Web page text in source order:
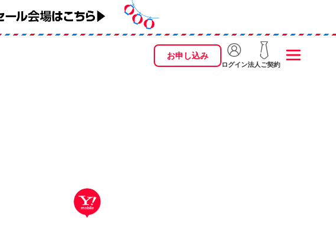
お申し込み
ログイン法人ご契約